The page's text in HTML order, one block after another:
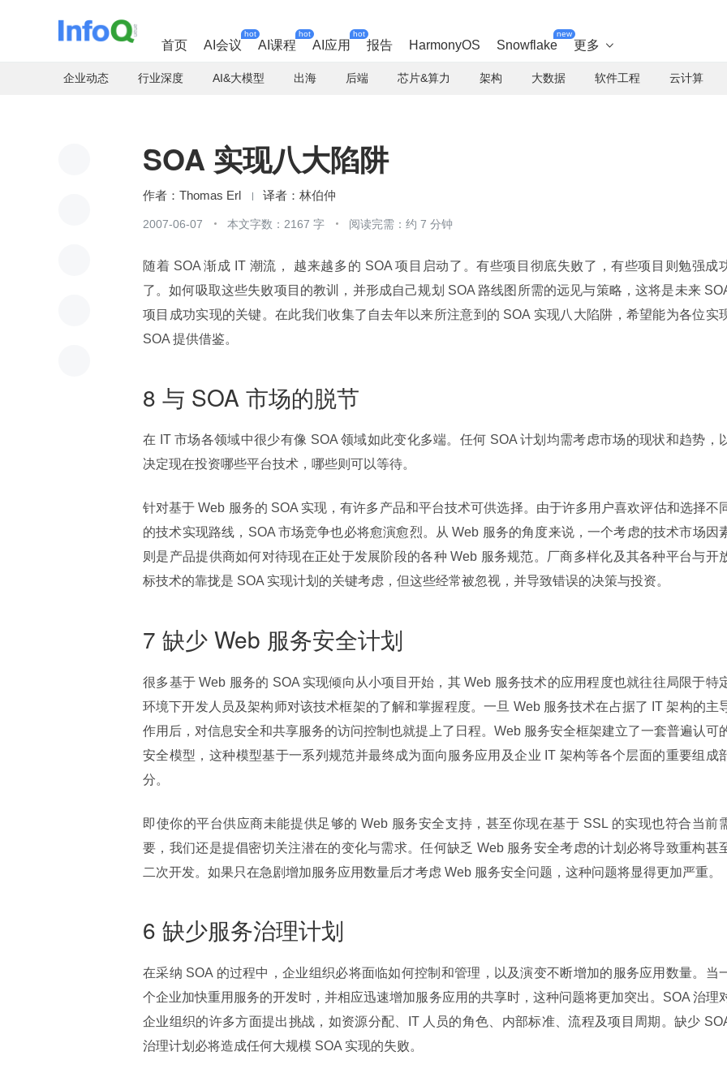
首页 AI会议
hot
AI课程
hot
AI应用
hot
报告 HarmonyOS Snowflake
new
更多 
企业动态 行业深度 AI&大模型 出海 后端 芯片&算力 架构 大数据 软件工程 云计算
SOA 实现八大陷阱
Thomas Erl 林伯仲
2007-06-07 本文字数：2167 字 阅读完需：约 7 分钟
随着 SOA 渐成 IT 潮流， 越来越多的 SOA 项目启动了。有些项目彻底失败了，有些项目则勉强成
了。如何吸取这些失败项目的教训，并形成自己规划 SOA 路线图所需的远见与策略，这将是未来
项目成功实现的关键。在此我们收集了自去年以来所注意到的 SOA 实现八大陷阱，希望能为各位实
SOA 提供借鉴。
8 与 SOA 市场的脱节
在 IT 市场各领域中很少有像 SOA 领域如此变化多端。任何 SOA 计划均需考虑市场的现状和趋势，
决定现在投资哪些平台技术，哪些则可以等待。
针对基于 Web 服务的 SOA 实现，有许多产品和平台技术可供选择。由于许多用户喜欢评估和选择不
的技术实现路线，SOA 市场竞争也必将愈演愈烈。从 Web 服务的角度来说，一个考虑的技术市场因
则是产品提供商如何对待现在正处于发展阶段的各种 Web 服务规范。厂商多样化及其各种平台与开
标技术的靠拢是 SOA 实现计划的关键考虑，但这些经常被忽视，并导致错误的决策与投资。
7 缺少 Web 服务安全计划
很多基于 Web 服务的 SOA 实现倾向从小项目开始，其 Web 服务技术的应用程度也就往往局限于特
环境下开发人员及架构师对该技术框架的了解和掌握程度。一旦 Web 服务技术在占据了 IT 架构的主
作用后，对信息安全和共享服务的访问控制也就提上了日程。Web 服务安全框架建立了一套普遍认可
安全模型，这种模型基于一系列规范并最终成为面向服务应用及企业 IT 架构等各个层面的重要组成
分。
即使你的平台供应商未能提供足够的 Web 服务安全支持，甚至你现在基于 SSL 的实现也符合当前
要，我们还是提倡密切关注潜在的变化与需求。任何缺乏 Web 服务安全考虑的计划必将导致重构甚
二次开发。如果只在急剧增加服务应用数量后才考虑 Web 服务安全问题，这种问题将显得更加严重。
6 缺少服务治理计划
在采纳 SOA 的过程中，企业组织必将面临如何控制和管理，以及演变不断增加的服务应用数量。当
个企业加快重用服务的开发时，并相应迅速增加服务应用的共享时，这种问题将更加突出。SOA 治理
企业组织的许多方面提出挑战，如资源分配、IT 人员的角色、内部标准、流程及项目周期。缺少
治理计划必将造成任何大规模 SOA 实现的失败。